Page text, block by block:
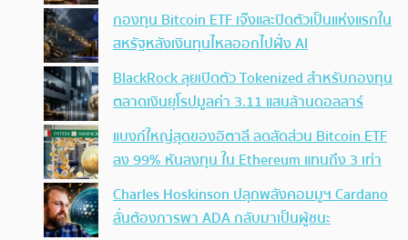
กองทุน Bitcoin ETF เจ๊งและปิดตัวเป็นแห่งแรกใน
สหรัฐหลังเงินทุนไหลออกไปฝั่ง AI
BlackRock ลุยเปิดตัว Tokenized สำหรับกองทุน
ตลาดเงินยุโรปมูลค่า 3.11 แสนล้านดอลลาร์
แบงก์ใหญ่สุดของอิตาลี ลดสัดส่วน Bitcoin ETF
ลง 99% หันลงทุน ใน Ethereum แทนถึง 3 เท่า
Charles Hoskinson ปลุกพลังคอมมูฯ Cardano
ลั่นต้องการพา ADA กลับมาเป็นผู้ชนะ